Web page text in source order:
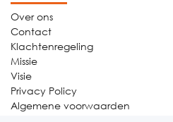
Over ons
Contact
Klachtenregeling
Missie
Visie
Privacy Policy
Algemene voorwaarden